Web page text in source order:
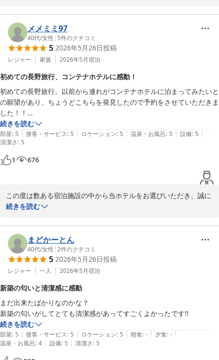
コンテナに宿泊するという非日常の体験を、お子様にも楽しんでい
ただけたとのこと、大変嬉しく拝見いたしました。
ご家族皆さまでテンションが上がっていただけた様子が目に浮か
び、スタッフ一同とても励みになります。
また、スタッフの対応について温かいお言葉をいただきありがとう
ございます。
お部屋のプロジェクターもお楽しみいただけたようで何よりです。
お部屋で映画館のような時間をお過ごしいただけるのは、当施設の
おすすめポイントの一つです。
ぜひまたご家族皆さまで遊びにいらしてください。
またお会いできる日を心よりお待ちしております。
2026-05-10
メメミミ97
40代/女性 | 5件のクチコミ
5 2026年5月26日投稿
レジャー 家族 2026年5月宿泊
初めての長野旅行、コンテナホテルに感動！
初めての長野旅行。以前から連れがコンテナホテルに泊まってみたいと
の願望があり、ちょうどこちらを発見したので予約をさせていただきま
した！！
ファミリールームだと差額1000円くらいで広い部屋だったので、ファ
ミリールームにしましたが大大大正解でした。自宅に居るような感覚で
本当にゆっくり静かに過ごす事ができました。シャワーの水圧も強い
し、プロジェクターもとても綺麗でした。
き届いていて最高としか言いようがありません。フロントの方も、とて
も親切ですしアメニティもフロントに置いてありました。化粧水やクレ
良すぎて２泊予約しなかった事を本当に後悔しました。。。泣
必ずまた行きます！！！！
続きを読む
部屋: 5 | 接客・サービス: 5 | ロケーション: 5 | 温泉・お風呂: 5 | 設備: 5 |
清潔さ: 5
1 676
この度は数ある宿泊施設の中から当ホテルをお選びいただき、誠に
ありがとうございます。
初めての長野旅行、そして初めてのコンテナホテル体験に当ホテル
をお選びいただけたこと、大変嬉しく思っております！
ファミリールームでゆったりとお過ごしいただけたとのこと、「自
宅に居るような感覚」とまで感じていただけたことは、私たちにと
また、シャワーの水圧やプロジェクター、卓上ミラーや消臭スプレ
ー、コンセントの配置など細かな設備面までご満足いただけたよう
で安心いたしました。
アメニティにつきましても、できるだけ身軽に快適にご宿泊いただ
けるようご用意しておりますので、そのように感じていただけて光
栄です。
続きを読む
まどかーとん
40代/女性 |2件のクチコミ
5 2026年5月26日投稿
レジャー 一人 2026年5月宿泊
新築の匂いと清潔感に感動
まだ出来たばかりなのかな？
新築の匂いがしてとても清潔感があってすごくよかったです!!
続きを読む
部屋: 5 | 接客・サービス: 5 | ロケーション: 5 | 朝食: - | 夕食: - |
温泉・お風呂: 4 | 設備: 5 | 清潔さ: 5